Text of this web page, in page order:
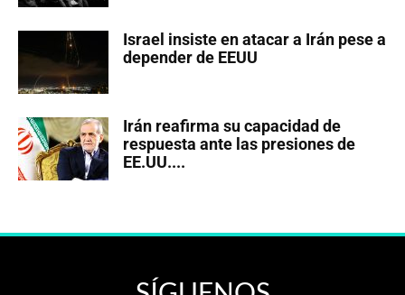
Israel insiste en atacar a Irán pese a
depender de EEUU
Irán reafirma su capacidad de
respuesta ante las presiones de
EE.UU....